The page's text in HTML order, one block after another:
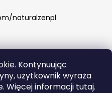
Kontynuując
użytkownik wyraża
Więcej informacji tutaj.
naturalzenpl
Shoptet
. Wszystkie prawa